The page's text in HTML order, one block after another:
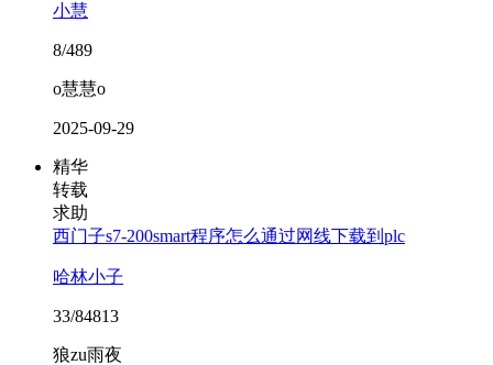
小慧
8/489
o慧慧o
2025-09-29
精华
转载
求助
西门子s7-200smart程序怎么通过网线下载到plc
哈林小子
33/84813
狼zu雨夜